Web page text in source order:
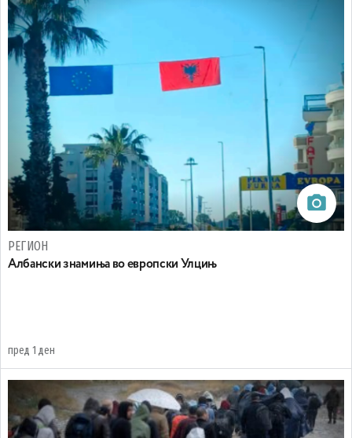
РЕГИОН
Aлбански знамиња во европски Улцињ
пред 1 ден